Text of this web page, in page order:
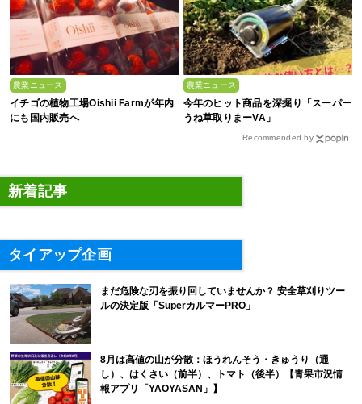
農業ニュース
イチゴの植物工場Oishii Farmが年内
にも国内販売へ
農業ニュース
今年のヒット商品を深掘り「スーパー
うね草取りまーVA」
Recommended by
新着記事
タイアップ企画
まだ危険な刃を振り回していませんか？ 安全草刈りツー
ルの決定版「SuperカルマーPRO」
8月は高値の山が分散：ほうれんそう・きゅうり（通
し）、はくさい（前半）、トマト（後半）【青果市況情
報アプリ「YAOYASAN」】